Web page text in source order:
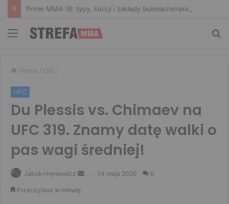
Menu
Home / UFC
UFC
Du Plessis vs. Chimaev na
UFC 319. Znamy datę walki o
pas wagi średniej!
Jakub Hryniewicz
Send 14 maja 2025 0
Przeczytasz w minutę